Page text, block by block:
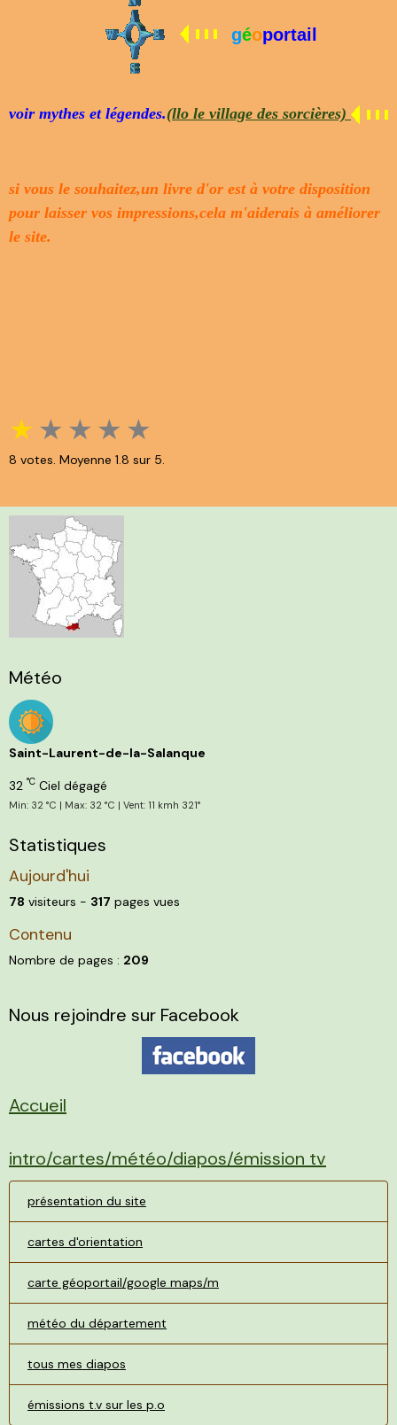
géoportail
voir mythes et légendes.(llo le village des sorcières)
si vous le souhaitez,un livre d'or est à votre disposition
pour laisser vos impressions,cela m'aiderais à améliorer
le site.
★ ★ ★ ★ ★
8 votes. Moyenne 1.8 sur 5.
Météo
Saint-Laurent-de-la-Salanque
32 °C Ciel dégagé
Min: 32 °C | Max: 32 °C | Vent: 11 kmh 321°
Statistiques
Aujourd'hui
78 visiteurs - 317 pages vues
Contenu
Nombre de pages : 209
Nous rejoindre sur Facebook
Accueil
intro/cartes/météo/diapos/émission tv
présentation du site
cartes d'orientation
carte géoportail/google maps/m
météo du département
tous mes diapos
émissions t.v sur les p.o